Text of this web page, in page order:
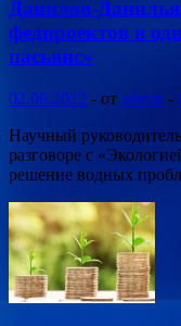
Данилов-
федпроектов в
пасьянс»
02.06.2022 - от admin -
Научный
разговоре с
решение водных